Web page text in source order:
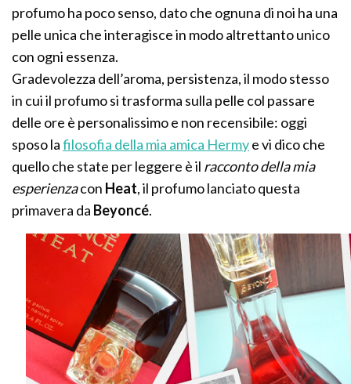
profumo ha poco senso, dato che ognuna di noi ha una
pelle unica che interagisce in modo altrettanto unico
con ogni essenza.
Gradevolezza dell’aroma, persistenza, il modo stesso
in cui il profumo si trasforma sulla pelle col passare
delle ore è personalissimo e non recensibile: oggi
sposo lafilosofia della mia amica Hermye vi dico che
quello che state per leggere è il racconto della mia
esperienzacon Heat, il profumo lanciato questa
primavera da Beyoncé.